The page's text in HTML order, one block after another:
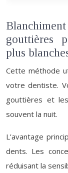
gouttières
plus
Cette méthode
votre dentiste.
gouttières et
souvent la nuit.
L’avantage
dents. Les
réduisant la